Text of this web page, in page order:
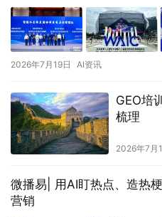
2026年7月19日 AI资讯
GEO培
梳理
2026年7月
微播易| 用AI盯热点、造热
营销